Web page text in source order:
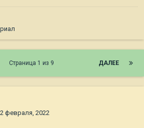
ДАЛЕЕ
Страница 1 из 9
2 февраля, 2022